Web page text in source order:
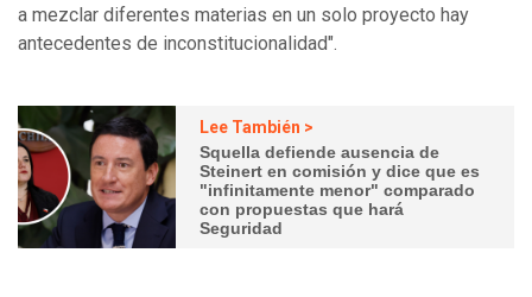
a mezclar diferentes materias en un solo proyecto hay
antecedentes de inconstitucionalidad".
Lee También >
Squella defiende ausencia de
Steinert en comisión y dice que es
"infinitamente menor" comparado
con propuestas que hará
Seguridad